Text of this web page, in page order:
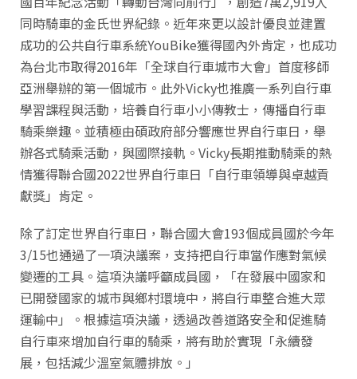
同時騎車的金氏世界紀錄。近年來更以設計優良並建置
成功的公共自行車系統YouBike獲得國內外肯定，也成功
為台北市取得2016年「全球自行車城市大會」首度移師
亞洲舉辦的第一個城市。此外Vicky也推廣一系列自行車
學習課程與活動，培養自行車小小傳教士，傳播自行車
騎乘樂趣。並積極由碩政府部分響應世界自行車日，舉
辦各式騎乘活動，與國際接軌。Vicky長期推動騎乘的熱
情獲得聯合國2022世界自行車日「自行車領導與卓越貢
獻獎」肯定。
除了訂定世界自行車日，聯合國大會193個成員國於今年
3/15也通過了一項決議案，支持把自行車當作應對氣候
變遷的工具。這項決議呼籲成員國，「在發展中國家和
已開發國家的城市與鄉村環境中，將自行車整合進大眾
運輸中」。根據這項決議，透過改善道路安全和促進騎
自行車來增加自行車的騎乘，將有助於實現「永續發
展，包括減少溫室氣體排放。」